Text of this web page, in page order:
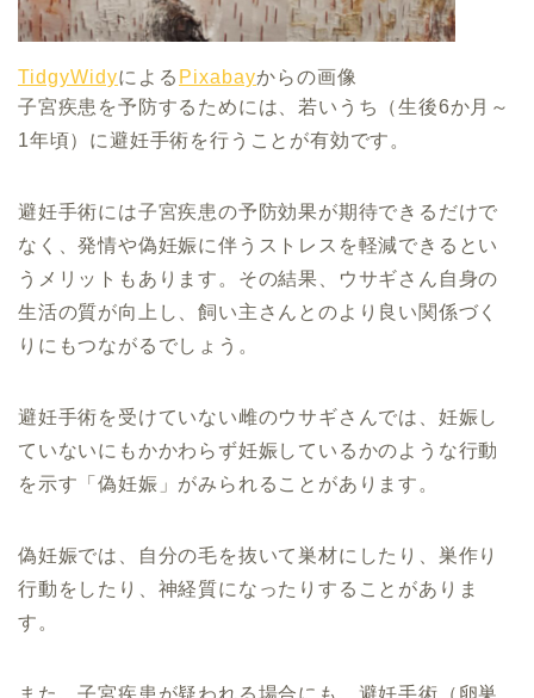
TidgyWidyによる Pixabayからの画像
子宮疾患を予防するためには、若いうち（生後6か月～
1年頃）に避妊手術を行うことが有効です。
避妊手術には子宮疾患の予防効果が期待できるだけで
なく、発情や偽妊娠に伴うストレスを軽減できるとい
うメリットもあります。その結果、ウサギさん自身の
生活の質が向上し、飼い主さんとのより良い関係づく
りにもつながるでしょう。
避妊手術を受けていない雌のウサギさんでは、妊娠し
ていないにもかかわらず妊娠しているかのような行動
を示す「偽妊娠」がみられることがあります。
偽妊娠では、自分の毛を抜いて巣材にしたり、巣作り
行動をしたり、神経質になったりすることがありま
す。
また、子宮疾患が疑われる場合にも、避妊手術（卵巣